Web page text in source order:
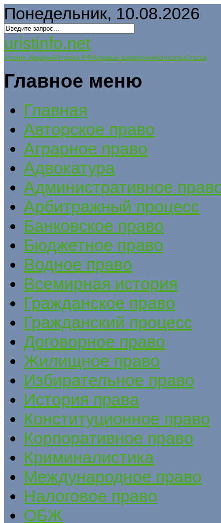
Понедельник, 10.08.2026
uristinfo.net
Історія УкраїниИстория РФИсковые заявленияКонтактыСтатьи
Главное меню
Главная
Авторское право
Аграрное право
Адвокатура
Административное
Арбитражный процесс
Банковское право
Бюджетное право
Водное право
Всемирная история
Гражданское право
Гражданский процесс
Договорное право
Жилищное право
Избирательное право
История права
Конституционное право
Корпоративное право
Криминалистика
Международное право
Налоговое право
ОБЖ